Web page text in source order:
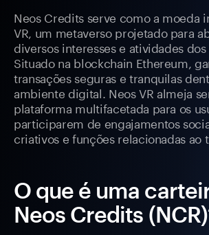
Neos Credits serve como a moeda
VR, um metaverso projetado para
diversos interesses e atividades
Situado na blockchain Ethereum,
transações seguras e tranquilas
ambiente digital. Neos VR almeja
plataforma multifacetada para os
participarem de engajamentos
criativos e funções relacionadas ao
O que é uma
Neos Credits